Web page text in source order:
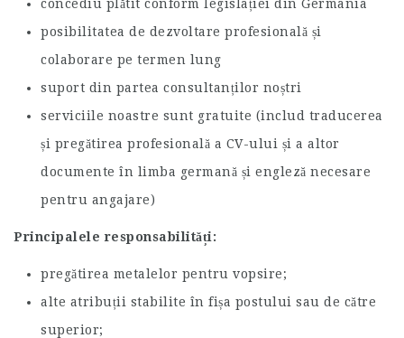
concediu plătit conform legislației din Germania
posibilitatea de dezvoltare profesională și
colaborare pe termen lung
suport din partea consultanților noștri
serviciile noastre sunt gratuite (includ traducerea
și pregătirea profesională a CV-ului și a altor
documente în limba germană și engleză necesare
pentru angajare)
Principalele responsabilități:
pregătirea metalelor pentru vopsire;
alte atribuții stabilite în fișa postului sau de către
superior;